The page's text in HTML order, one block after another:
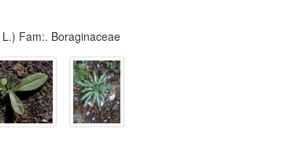
L.) Fam:. Boraginaceae